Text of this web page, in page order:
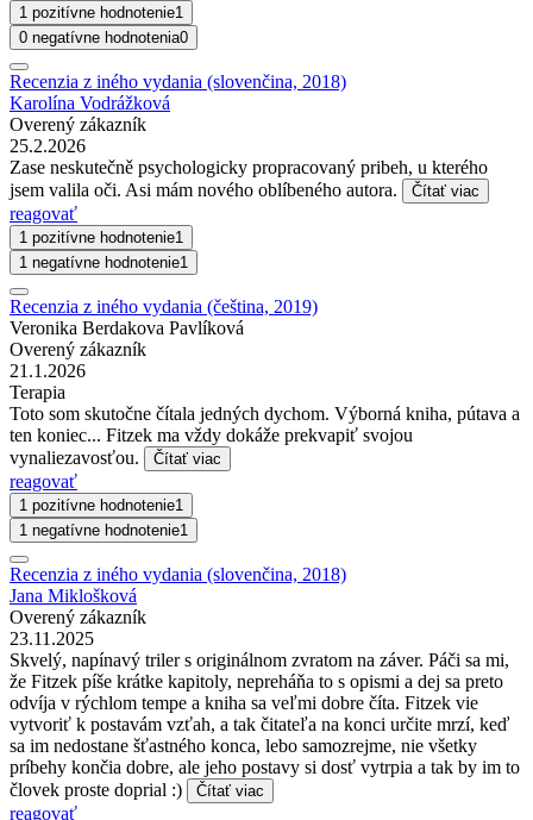
1 pozitívne hodnotenie1
0 negatívne hodnotenia0
Recenzia z iného vydania (slovenčina, 2018)
Karolína Vodrážková
Overený zákazník
25.2.2026
Zase neskutečně psychologicky propracovaný pribeh, u kterého
jsem valila oči. Asi mám nového oblíbeného autora.
Čítať viac
reagovať
1 pozitívne hodnotenie1
1 negatívne hodnotenie1
Recenzia z iného vydania (čeština, 2019)
Veronika Berdakova Pavlíková
Overený zákazník
21.1.2026
Terapia
Toto som skutočne čítala jedných dychom. Výborná kniha, pútava a
ten koniec... Fitzek ma vždy dokáže prekvapiť svojou
vynaliezavosťou.
Čítať viac
reagovať
1 pozitívne hodnotenie1
1 negatívne hodnotenie1
Recenzia z iného vydania (slovenčina, 2018)
Jana Miklošková
Overený zákazník
23.11.2025
Skvelý, napínavý triler s originálnom zvratom na záver. Páči sa mi,
že Fitzek píše krátke kapitoly, nepreháňa to s opismi a dej sa preto
odvíja v rýchlom tempe a kniha sa veľmi dobre číta. Fitzek vie
vytvoriť k postavám vzťah, a tak čitateľa na konci určite mrzí, keď
sa im nedostane šťastného konca, lebo samozrejme, nie všetky
príbehy končia dobre, ale jeho postavy si dosť vytrpia a tak by im to
človek proste doprial :)
Čítať viac
reagovať